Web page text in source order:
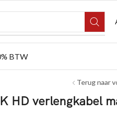
BTW
Terug naar
HD verlengkabel